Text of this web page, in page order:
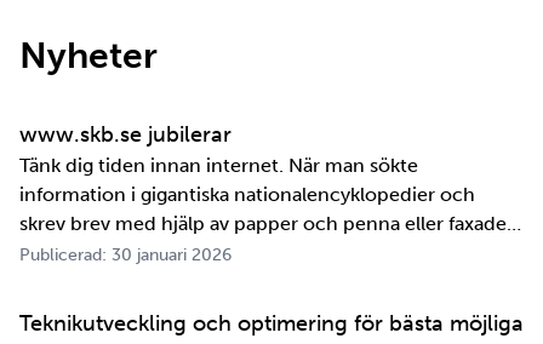
Nyheter
www.skb.se jubilerar
Tänk dig tiden innan internet. När man sökte
information i gigantiska nationalencyklopedier och
skrev brev med hjälp av papper och penna eller faxade
om ett meddelande skulle fram snabbt. Det är inte
perspektiv i alla fall. För oss på SKB är det …
Publicerad: 30 januari 2026
Teknikutveckling och optimering för bästa möjliga